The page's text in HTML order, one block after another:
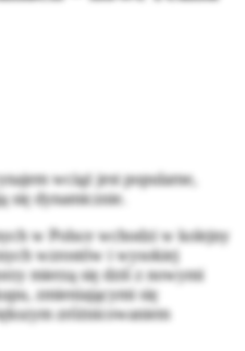
wciąż jest popularne,
się dynamicznie.
w Polsce wchodzi w kolejny
wzrostów i wysokiej
mierzą się dziś z nowymi
zmieniającymi się
zróżnicowaniem